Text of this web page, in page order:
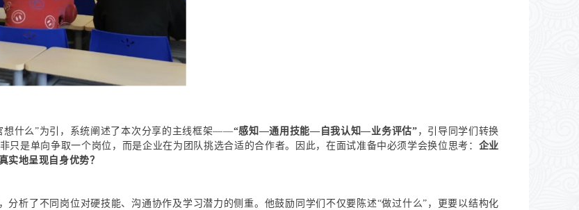
想什么”为引，系统阐述了本次分享的主线框架——“感知—通用技能—自我认知—业务评估” ，引导同学们转换
是单向争取一个岗位，而是企业在为团队挑选合适的合作者。因此，在面试准备中必须学会换位思考： 企业
实地呈现自身优势？
分析了不同岗位对硬技能、沟通协作及学习潜力的侧重。他鼓励同学们不仅要陈述“做过什么”，更要以结构化